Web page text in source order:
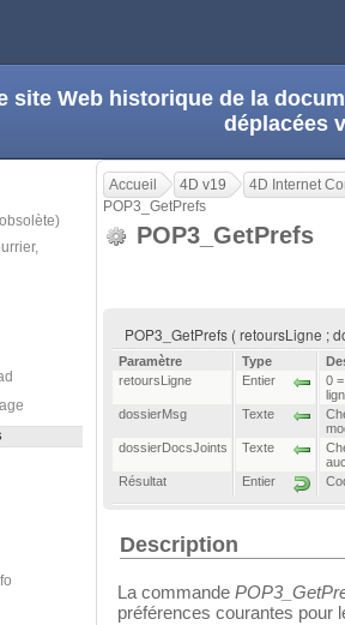
site Web historique de la
déplacées
Accueil 4D v19
4D Internet
POP3_GetPrefs
POP3_GetPrefs
POP3_GetPrefs ( retoursLigne ;
Paramètre Type
retoursLigne
Entier
0
dossierMsg
Texte
dossierDocsJoints
Texte
Résultat
Entier
Description
La commande
préférences courantes pour